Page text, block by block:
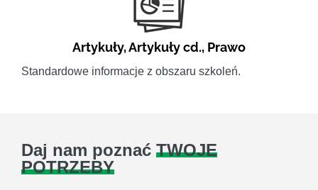
Artykuły,Artykuły cd., Prawo
Standardowe informacje z obszaru szkoleń.
Daj nam poznać TWOJE
POTRZEBY